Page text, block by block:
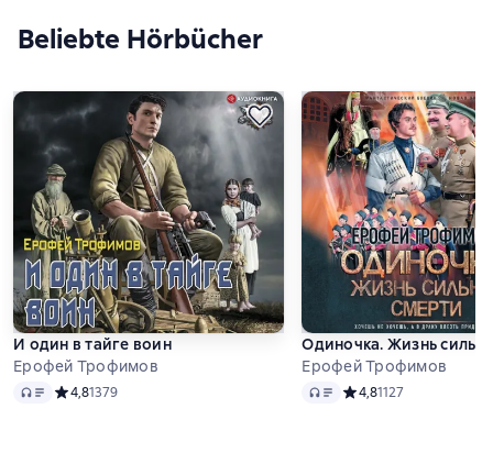
Beliebte Hörbücher
И один в тайге воин
Ерофей Трофимов
Audio Средний рейтинг 4,8 на основе 1379 оценок
4,81379
Одиночка. Жизнь
Ерофей Трофимов
Audio Средний рейтинг 4,8
4,81127